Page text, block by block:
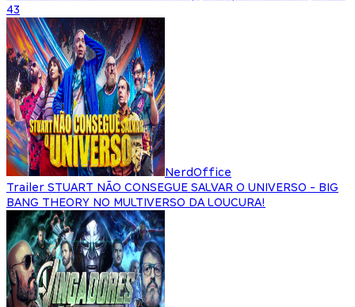
43
NerdOffice
Trailer STUART NÃO CONSEGUE SALVAR O UNIVERSO - BIG
BANG THEORY NO MULTIVERSO DA LOUCURA!